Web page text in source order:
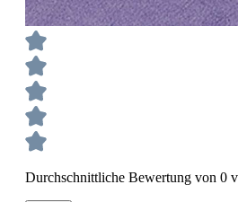
Durchschnittliche Bewertung von 0